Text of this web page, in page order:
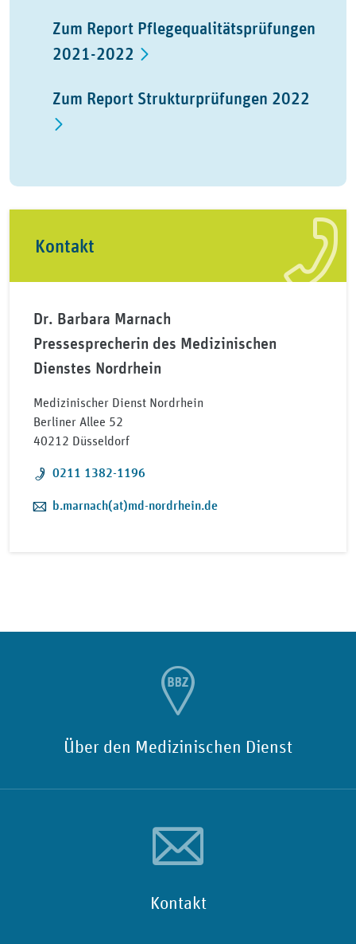
Zum Report Pflegequalitätsprüfungen
2021-2022
Zum Report Strukturprüfungen 2022
Kontakt
Dr. Barbara Marnach
Pressesprecherin des Medizinischen
Dienstes Nordrhein
Medizinischer Dienst Nordrhein
Berliner Allee 52
40212 Düsseldorf
Telefon:
0211 1382-1196
E-Mail:
b.marnach(at)md-nordrhein.de
Über den Medizinischen Dienst
Kontakt